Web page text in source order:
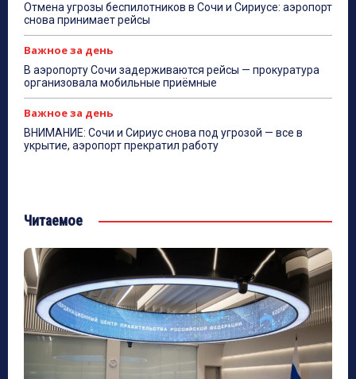
Отмена угрозы беспилотников в Сочи и Сириусе: аэропорт
снова принимает рейсы
Важное за день
В аэропорту Сочи задерживаются рейсы — прокуратура
организовала мобильные приёмные
Важное за день
ВНИМАНИЕ: Сочи и Сириус снова под угрозой — все в
укрытие, аэропорт прекратил работу
Читаемое